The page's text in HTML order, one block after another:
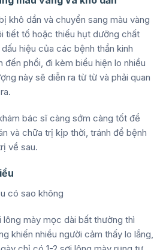
khô dần và chuyển sang màu vàng
tiết tố hoặc thiếu hụt dưỡng chất
hiệu của các bệnh thần kinh
đến phổi, đi kèm biểu hiện lo nhiều
này sẽ diễn ra từ từ và phải quan
bác sĩ càng sớm càng tốt để
và chữa trị kịp thời, tránh để bệnh
về sau.
lông mày mọc dài bất thường thì
khiến nhiều người cảm thấy lo lắng,